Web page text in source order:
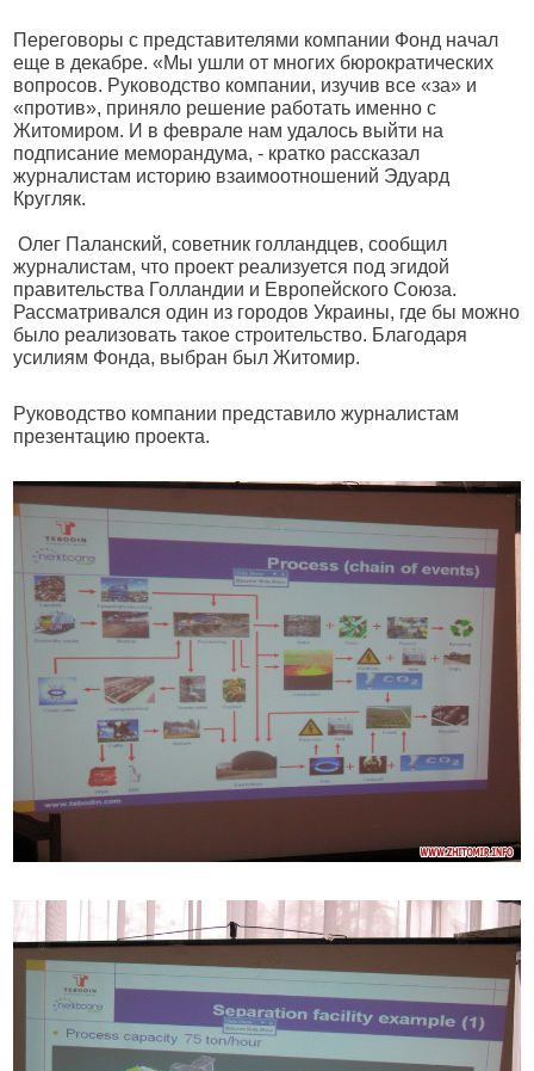
Переговоры с представителями компании Фонд начал
еще в декабре. «Мы ушли от многих бюрократических
вопросов. Руководство компании, изучив все «за» и
«против», приняло решение работать именно с
Житомиром. И в феврале нам удалось выйти на
подписание меморандума, - кратко рассказал
журналистам историю взаимоотношений Эдуард
Кругляк.
Олег Паланский, советник голландцев, сообщил
журналистам, что проект реализуется под эгидой
правительства Голландии и Европейского Союза.
Рассматривался один из городов Украины, где бы можно
было реализовать такое строительство. Благодаря
усилиям Фонда, выбран был Житомир.
Руководство компании представило журналистам
презентацию проекта.